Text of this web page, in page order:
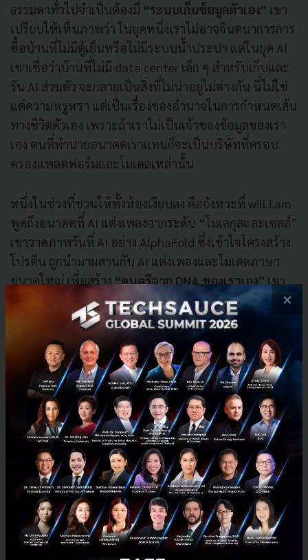
ธรรมดาทั่วไปจำเป็นต้องมี “ระบบเก็บข้อมูลตัวเอง” เขา
เปรียบให้เห็นภาพว่า ในยุคหนึ่งเราไม่อาจจินตนาการการ
ซื้อบ้านที่ไม่มีตู้เย็นหรือไม่มีระบบน้ำประปา แต่ในยุค AI
เขาเชื่อว่าบ้านที่ไม่มี data center เล็ก ๆ สำหรับเก็บและ
รัน AI ส่วนตัว จะกลายเป็นสิ่งที่ไม่น่าอยู่ไม่ต่างกัน นี่ไม่ใช่
แค่ความหรูหรา แต่เป็นเรื่องของอำนาจในการกำหนดเส้น
ทางชีวิตตัวเอง เพราะถ้าเราไม่เป็นเจ้าของข้อมูลของเรา
เอง คนที่ทำนายอนาคตเราแทนก็จะเป็นบริษัทที่ครอบ
ครองแพลตฟอร์มและโมเดลเหล่านั้น
หนึ่งในช่วงที่ชวนให้ทั้งห้องเงียบลง คือจังหวะที่ will.i.am
พูดถึงอนาคตที่ AI แต่งเพลงจากระดับ “โมเลกุลและเซลล์”
เขาวาดภาพวันที่ AI อย่าง AlphaFold ซึ่งเข้าใจโครงสร้าง
โปรตีน ถูกนำมาผสานกับ AI แต่งเพลงและโมเดลภาษา
ขนาดใหญ่ เพื่อสร้าง“ดนตรีจาก DNA ของเราเอง”เขา
เชื่อว่าวันหนึ่งมนุษย์จะได้ยินเพลงที่สะท้อนจังหวะของ
เซลล์ หัวใจ และความไม่สมดุลในร่างกายของตัวเอง ดนตรี
ที่เป็นทั้งศิลปะและการแพทย์ เป็นทั้งความงามและการ
บำบัดไปพร้อมกัน ทำให้คำที่ว่า“Music is math”ขยาย
ความไปไกลถึง“Music is organic”ด้วย
ในมุมของคนดนตรีอย่าง Harvey ภาพอนาคตแบบนั้นอาจ
ฟังดูไกล แต่เขาก็ยอมรับอย่างตรงไปตรงมาว่า AI กำลังเก่ง
ขึ้นอย่างรวดเร็วในสิ่งที่เคยคิดว่าเป็นเขตหวงห้ามของ
มนุษย์ มันสามารถแต่งเนื้อ ทำนอง โครงคอร์ด และรูป
แบบโปรดักชันที่คนฟังจำนวนมากชอบได้แล้ว เพียงแต่ว่า
เขาเชื่ออย่างเต็มหัวใจว่า“ความไม่สมบูรณ์แบบ ความผิด
พลาด และเรื่องเล่าจากชีวิตจริงของเรา”คือสิ่งที่สะท้อน
ออกมาในดนตรี และทำให้เพลงของมนุษย์ต่างออกไป
×